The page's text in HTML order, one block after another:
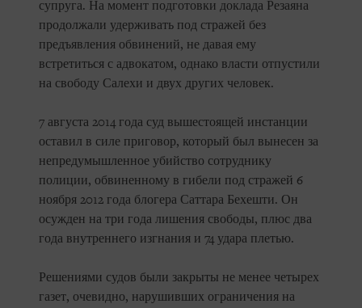
супруга. На момент подготовки доклада Резаяна
продолжали удерживать под стражей без
предъявления обвинений, не давая ему
встретиться с адвокатом, однако власти отпустили
на свободу Салехи и двух других человек.
7 августа 2014 года суд вышестоящей инстанции
оставил в силе приговор, который был вынесен за
непредумышленное убийство сотруднику
полиции, обвиненному в гибели под стражей 6
ноября 2012 года блогера Саттара Бехешти. Он
осужден на три года лишения свободы, плюс два
года внутреннего изгнания и 74 удара плетью.
Решениями судов были закрыты не менее четырех
газет, очевидно, нарушивших ограничения на